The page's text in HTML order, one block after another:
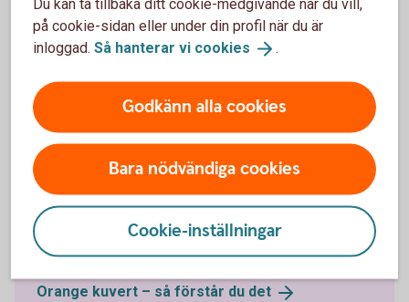
Årsbesked i orange kuvert
Varje år skickar Pensionsmyndigheten ut det orange
kuvertet till dig. Det säger hur mycket du kan
förvänta dig att få i allmän pension och visar hur
mycket du hittills har tjänat ihop från staten.
Orange kuvert
Orange kuvert – så förstår du det
Du kan ta tillbaka ditt cookie-medgivande när du vill,
på cookie-sidan eller under din profil när du är
inloggad. Så hanterar vi cookies .
Godkänn alla cookies
Bara nödvändiga cookies
Cookie-inställningar